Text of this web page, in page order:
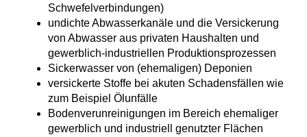
Schwefelverbindungen)
undichte Abwasserkanäle und die Versickerung
von Abwasser aus privaten Haushalten und
gewerblich-industriellen Produktionsprozessen
Sickerwasser von (ehemaligen) Deponien
versickerte Stoffe bei akuten Schadensfällen wie
zum Beispiel Ölunfälle
Bodenverunreinigungen im Bereich ehemaliger
gewerblich und industriell genutzter Flächen